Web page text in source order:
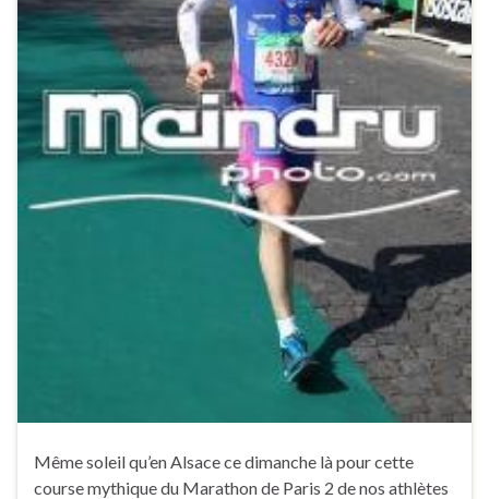
Même soleil qu’en Alsace ce dimanche là pour cette
course mythique du Marathon de Paris 2 de nos athlètes